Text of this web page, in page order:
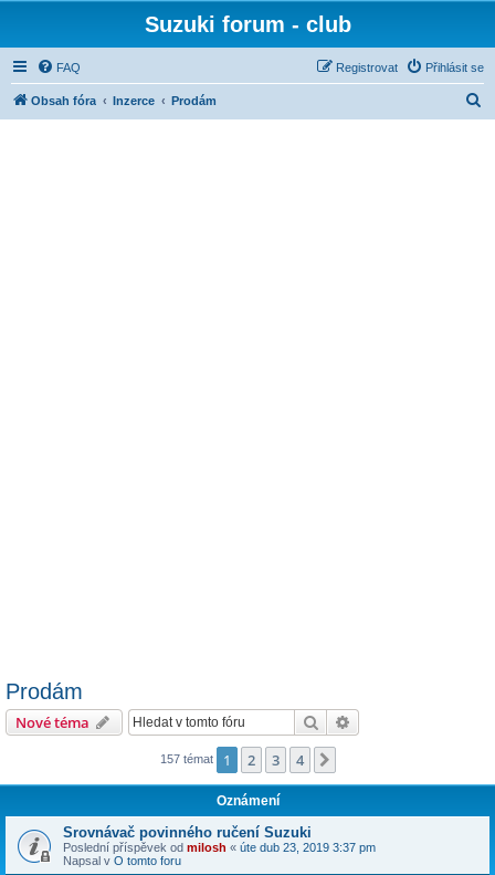
Suzuki forum - club
FAQ Přihlásit se
Registrovat
Obsah fóra Inzerce Prodám
Prodám
Nové téma Hledat
157 témat 1 2 3 4
Oznámení
Srovnávač povinného ručení Suzuki
Poslední příspěvek od milosh « úte dub 23, 2019 3:37 pm
Napsal v O tomto foru